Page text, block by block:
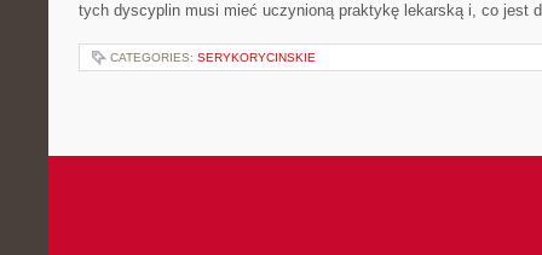
tych dyscyplin musi mieć uczynioną praktykę lekarską i, co jest
CATEGORIES: SERYKORYCINSKIE